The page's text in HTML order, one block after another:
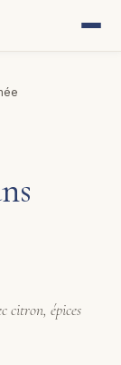
citron, épices